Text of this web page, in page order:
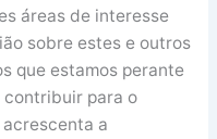
áreas de interesse
sobre estes e outros
que estamos perante
contribuir para o
a